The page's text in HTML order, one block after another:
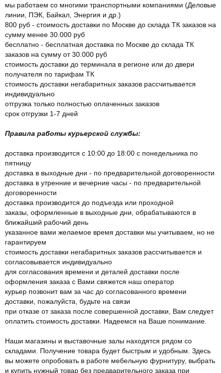
мы работаем со многими транспортными компаниями (Деловые
линии, ПЭК, Байкал, Энергия и др.)
800 руб - стоимость доставки по Москве до склада ТК заказов на
сумму менее 30.000 руб
бесплатно - бесплатная доставка по Москве до склада ТК
заказов на сумму от 30.000 руб
стоимость доставки до терминала в регионе или до двери
получателя по тарифам ТК
стоимость доставки негабаритных заказов рассчитывается
индивидуально
отгрузка только полностью оплаченных заказов
срок отгрузки 1-7 дней
Правила работы курьерской службы:
доставка производится с 10:00 до 18:00 с понедельника по
пятницу
доставка в выходные дни - по предварительной договоренности
доставка в утренние и вечерние часы - по предварительной
договоренности
доставка производится до подъезда или проходной
заказы, оформленные в выходные дни, обрабатываются в
ближайший рабочий день
указанное вами желаемое время доставки мы учитываем, но не
гарантируем
стоимость доставки негабаритных заказов рассчитывается и
согласовывается индивидуально
для согласования времени и деталей доставки после
оформления заказа с Вами свяжется наш оператор
курьер позвонит вам за час до согласованного времени
доставки, пожалуйста, будьте на связи
при отказе от заказа после совершенной доставки, Вам следует
оплатить стоимость доставки. Надеемся на Ваше понимание.
Наши магазины и выставочные залы находятся рядом со
складами. Получение товара будет быстрым и удобным. Здесь
вы можете опробовать в работе мебельную фурнитуру, выбрать
и купить нужный товар без предварительного заказа при